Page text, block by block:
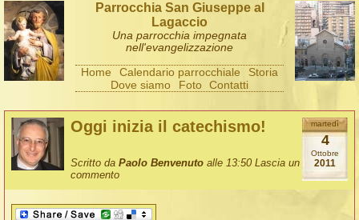
Parrocchia San Giuseppe al
Lagaccio
Una parrocchia impegnata
nell'evangelizzazione
Home Calendario parrocchiale
Storia
Dove siamo
Foto Contatti
martedì
4
Ottobre
2011
Oggi inizia il catechismo!
Scritto da Paolo Benvenuto alle 13:50 Lascia un
commento